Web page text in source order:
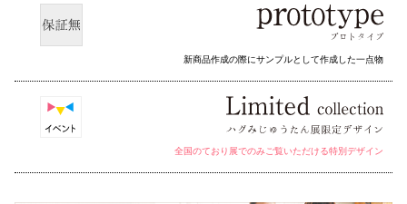
新商品作成の際にサンプルとして作成した一点物
全国のており展でのみご覧いただける特別デザイン